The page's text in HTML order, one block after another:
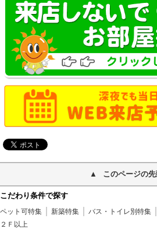
このページの
こだわり条件で探す
ペット可特集 新築特集 バス・トイレ別特集
２Ｆ以上